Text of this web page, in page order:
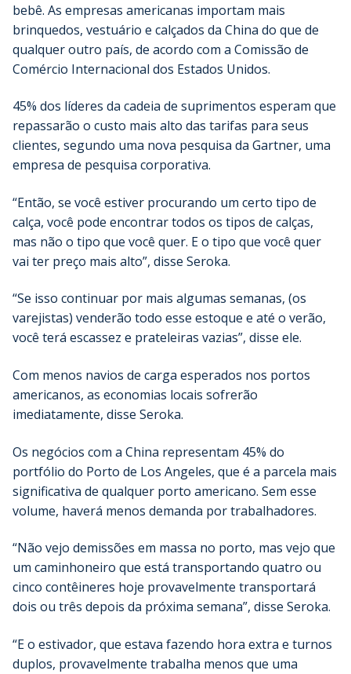
bebê. As empresas americanas importam mais
brinquedos, vestuário e calçados da China do que de
qualquer outro país, de acordo com a Comissão de
Comércio Internacional dos Estados Unidos.
45% dos líderes da cadeia de suprimentos esperam que
repassarão o custo mais alto das tarifas para seus
clientes, segundo uma nova pesquisa da Gartner, uma
empresa de pesquisa corporativa.
“Então, se você estiver procurando um certo tipo de
calça, você pode encontrar todos os tipos de calças,
mas não o tipo que você quer. E o tipo que você quer
vai ter preço mais alto”, disse Seroka.
“Se isso continuar por mais algumas semanas, (os
varejistas) venderão todo esse estoque e até o verão,
você terá escassez e prateleiras vazias”, disse ele.
Com menos navios de carga esperados nos portos
americanos, as economias locais sofrerão
imediatamente, disse Seroka.
Os negócios com a China representam 45% do
portfólio do Porto de Los Angeles, que é a parcela mais
significativa de qualquer porto americano. Sem esse
volume, haverá menos demanda por trabalhadores.
“Não vejo demissões em massa no porto, mas vejo que
um caminhoneiro que está transportando quatro ou
cinco contêineres hoje provavelmente transportará
dois ou três depois da próxima semana”, disse Seroka.
“E o estivador, que estava fazendo hora extra e turnos
duplos, provavelmente trabalha menos que uma